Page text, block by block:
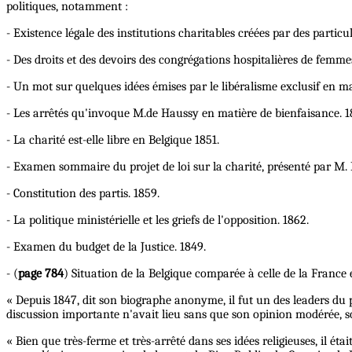
politiques, notamment :
- Existence légale des institutions charitables créées par des
- Des droits et des devoirs des congrégations hospitalières de
- Un mot sur quelques idées émises par le libéralisme exclusif en
- Les arrêtés qu'invoque M.de Haussy en matière de bienfaisance.
- La charité est-elle libre en Belgique 1851.
- Examen sommaire du projet de loi sur la charité, présenté par M.
- Constitution des partis. 1859.
- La politique ministérielle et les griefs de l'opposition. 1862.
- Examen du budget de la Justice. 1849.
- (page 784) Situation de la Belgique comparée à celle de la France
« Depuis 1847, dit son biographe anonyme, il fut un des leaders
discussion importante n'avait lieu sans que son opinion modérée,
« Bien que très-ferme et très-arrêté dans ses idées religieuses, il